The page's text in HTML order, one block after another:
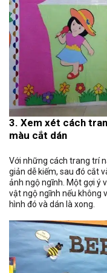
3. Xem xét cách
màu cắt dán
Với những cách trang trí
giản dễ kiếm, sau đó cắt
ảnh ngộ ngĩnh. Một gợi ý
vật ngộ ngĩnh nếu không
hình đó và dán là xong.